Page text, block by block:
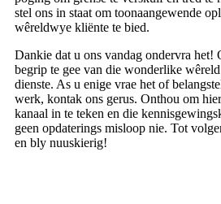
stel ons in staat om toonaangewende
wêreldwye kliënte te bied.
Dankie dat u ons vandag ondervra het!
begrip te gee van die wonderlike
dienste. As u enige vrae het of
werk, kontak ons ​​gerus. Onthou om
kanaal in te teken en die
geen opdaterings misloop nie. Tot
en bly nuuskierig!